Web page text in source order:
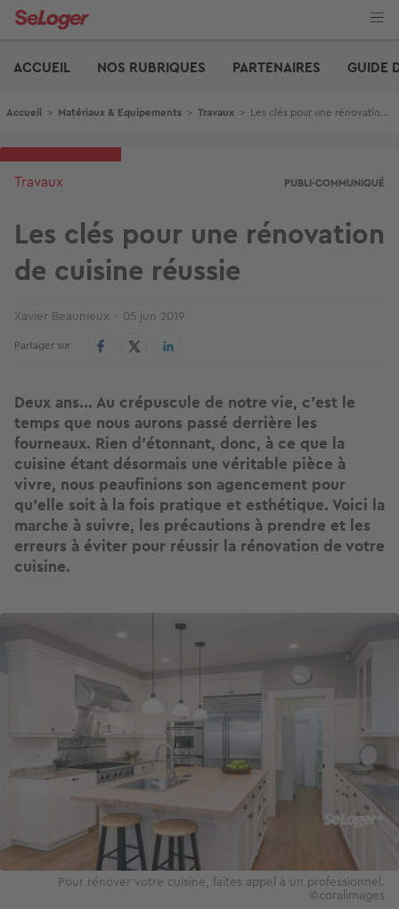
Aller
ACCUEIL
NOS RUBRIQUES PARTENAIRES GUIDE
Fil d'Ariane
Accueil > Matériaux & Equipements > Travaux > Les clés pour une rénovation de cuisine réussie
PUBLI-COMMUNIQUÉ
Travaux
Les clés pour une rénovation
de cuisine réussie
Xavier Beaunieux 05 jun 2019
Partager sur
Deux ans... Au crépuscule de notre vie, c’est le
temps que nous aurons passé derrière les
fourneaux. Rien d’étonnant, donc, à ce que la
cuisine étant désormais une véritable pièce à
vivre, nous peaufinions son agencement pour
qu’elle soit à la fois pratique et esthétique. Voici la
marche à suivre, les précautions à prendre et les
erreurs à éviter pour réussir la rénovation de votre
cuisine.
Image
Pour rénover votre cuisine, faites appel à un professionnel.
©coralimages